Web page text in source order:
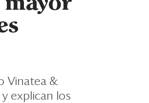
Vinatea &
explican los